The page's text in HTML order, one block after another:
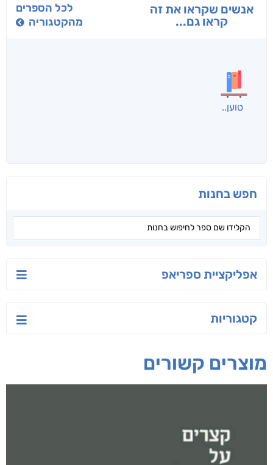
בפנוכו
חני שאטן
תרדמת
א. פ.
אנשים שקראו את זה
יאיר פומרנץ עו"ד מאלק חיר